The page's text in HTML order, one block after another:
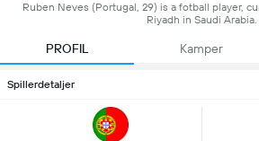
Ruben Neves (Portugal, 29) is a fotball player,
Riyadh in Saudi Arabia.
PROFIL Kamper
Spillerdetaljer